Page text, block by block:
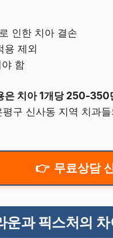
인한 치아 결손
용 제외
함
은 치아 1개당 250-350
구 신사동 지역 치과
무료상담
운과 픽스처의 차